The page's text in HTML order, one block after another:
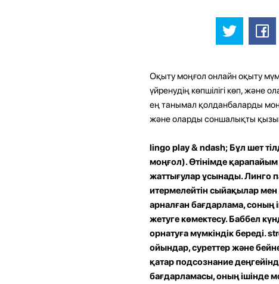
Оқыту моңғол онлайн оқыту
үйренудің көпшілігі көп, және
ең танымал қолданбаларды
және оларды соншалықты
lingo play& ndash; Бұл шет
моңғол). Өтінімде
жаттығулар ұсынады. Линго
итермелейтін сыйақылар мен
арналған бағдарлама, соның
жетуге көмектесу. Баббел
орнатуға мүмкіндік береді.
ойындар, суреттер және
қатар подсознание
бағдарламасы, оның ішінде